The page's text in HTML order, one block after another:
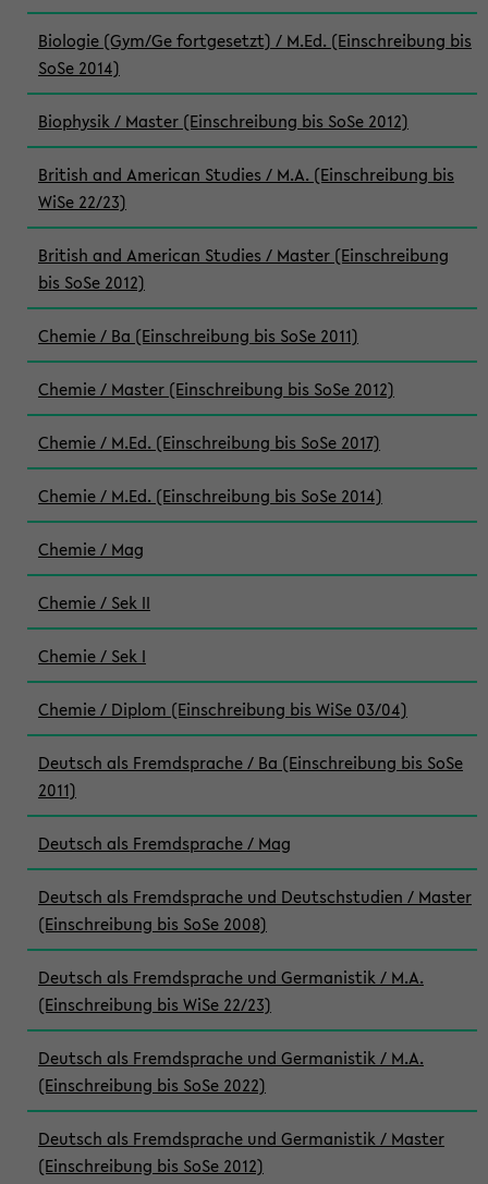
Biologie (Gym/Ge fortgesetzt) / M.Ed. (Einschreibung bis
SoSe 2014)
Biophysik / Master (Einschreibung bis SoSe 2012)
British and American Studies / M.A. (Einschreibung bis
WiSe 22/23)
British and American Studies / Master (Einschreibung
bis SoSe 2012)
Chemie / Ba (Einschreibung bis SoSe 2011)
Chemie / Master (Einschreibung bis SoSe 2012)
Chemie / M.Ed. (Einschreibung bis SoSe 2017)
Chemie / M.Ed. (Einschreibung bis SoSe 2014)
Chemie / Mag
Chemie / Sek II
Chemie / Sek I
Chemie / Diplom (Einschreibung bis WiSe 03/04)
Deutsch als Fremdsprache / Ba (Einschreibung bis SoSe
2011)
Deutsch als Fremdsprache / Mag
Deutsch als Fremdsprache und Deutschstudien / Master
(Einschreibung bis SoSe 2008)
Deutsch als Fremdsprache und Germanistik / M.A.
(Einschreibung bis WiSe 22/23)
Deutsch als Fremdsprache und Germanistik / M.A.
(Einschreibung bis SoSe 2022)
Deutsch als Fremdsprache und Germanistik / Master
(Einschreibung bis SoSe 2012)